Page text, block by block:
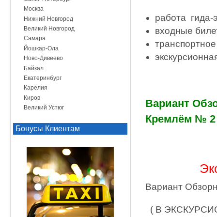
работа гида-
входные
Вариант
Кремлём № 2
Вариант
( В
Москва
Нижний Новгород
Великий Новгород
Самара
Йошкар-Ола
Ново-Дивеево
Байкал
Екатеринбург
Карелия
Киров
Великий Устюг
Бонусы Клиентам